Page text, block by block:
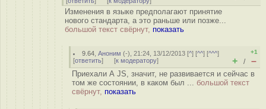
Изменения в языке предполагают принятие
нового стандарта, а это раньше или позже...
большой текст свёрнут, показать
9.64 ,Аноним (-), 21:24, 13/12/2013 [^] [^^] [^^^]
[ответить] [к модератору]
+1
+ / –
Приехали А JS, значит, не развивается и сейчас в
том же состоянии, в каком был ... большой текст
свёрнут, показать